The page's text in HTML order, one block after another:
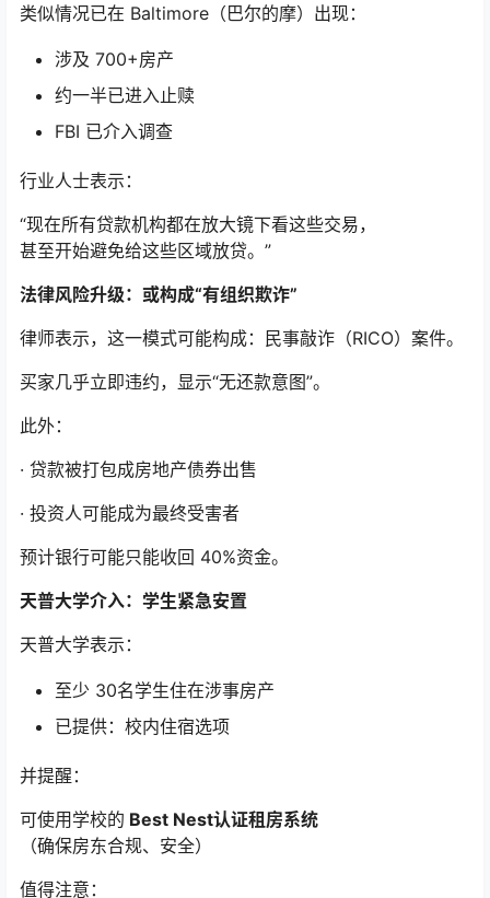
类似情况已在 Baltimore（巴尔的摩）出现：
涉及 700+房产
约一半已进入止赎
FBI 已介入调查
行业人士表示：
“现在所有贷款机构都在放大镜下看这些交易，
甚至开始避免给这些区域放贷。”
法律风险升级：或构成“有组织欺诈”
律师表示，这一模式可能构成：民事敲诈（RICO）案件。
买家几乎立即违约，显示“无还款意图”。
此外：
· 贷款被打包成房地产债券出售
· 投资人可能成为最终受害者
预计银行可能只能收回 40%资金。
天普大学介入：学生紧急安置
天普大学表示：
至少 30名学生住在涉事房产
已提供：校内住宿选项
并提醒：
可使用学校的 Best Nest认证租房系统
（确保房东合规、安全）
值得注意：